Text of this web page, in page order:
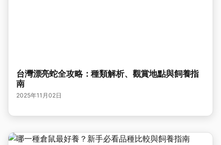
台灣漂亮蛇全攻略：種類解析、觀賞地點與飼養指
南
2025年11月02日